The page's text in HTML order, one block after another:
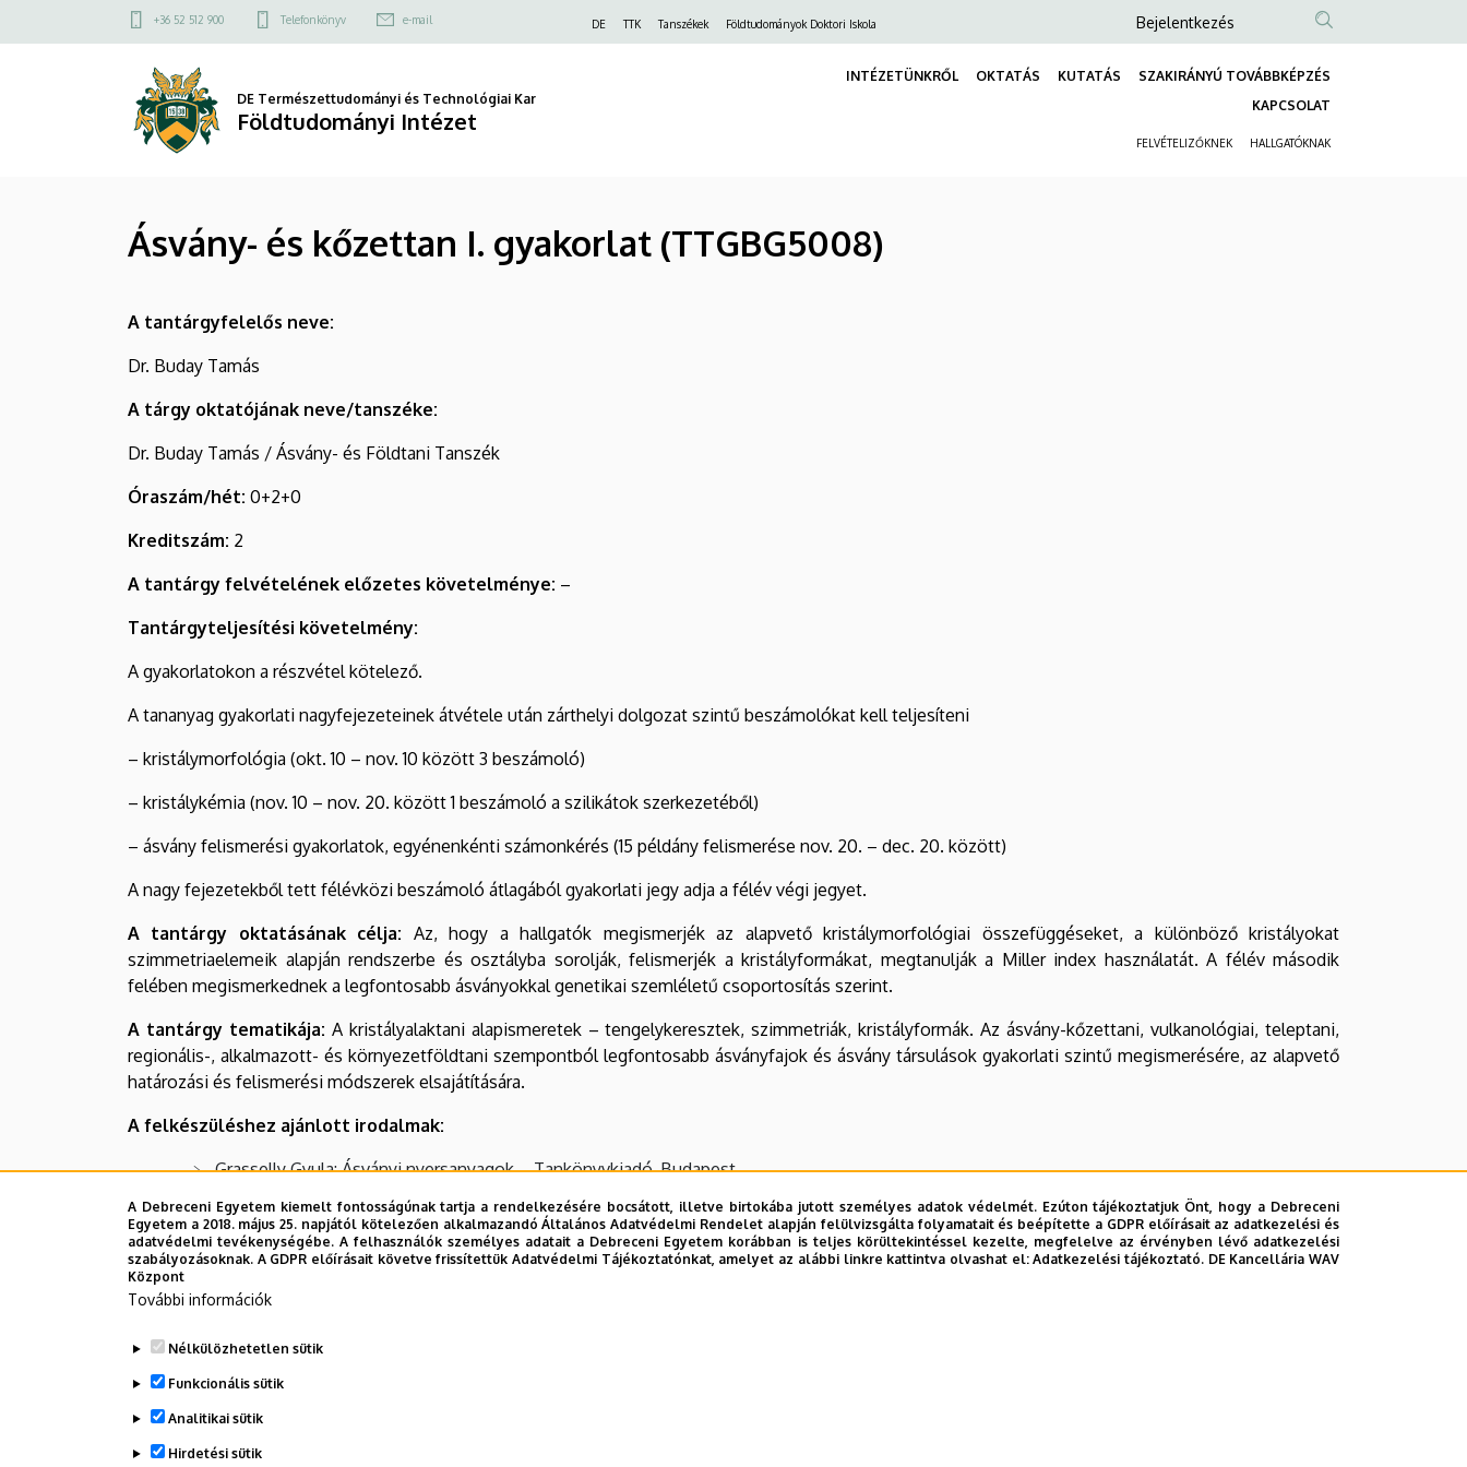
kőzettan
(TTGBG5008)
Földtudományi
a
Felső
menü
+36 52 512 900 Telefonkönyv e-mail
FelsőDE TTK Tanszékek Földtudományok Doktori Iskola
Anonim
fiók
Bejelentkezés
DE Természettudományi és Technológiai Kar
Földtudományi Intézet
INTÉZETÜNKRŐL OKTATÁS KUTATÁS
SZAKIRÁNYÚ TOVÁBBKÉPZÉS
KAPCSOLAT
FELVÉTELIZŐKNEK HALLGATÓKNAK
Ásvány- és kőzettan I. gyakorlat (TTGBG5008)
A tantárgyfelelős neve:
Dr. Buday Tamás
A tárgy oktatójának neve/tanszéke:
Dr. Buday Tamás / Ásvány- és Földtani Tanszék
Óraszám/hét: 0+2+0
Kreditszám: 2
A tantárgy felvételének előzetes követelménye: –
Tantárgyteljesítési követelmény:
A gyakorlatokon a részvétel kötelező.
A tananyag gyakorlati nagyfejezeteinek átvétele után zárthelyi dolgozat szintű beszámolókat kell teljesíteni
– kristálymorfológia (okt. 10 – nov. 10 között 3 beszámoló)
– kristálykémia (nov. 10 – nov. 20. között 1 beszámoló a szilikátok szerkezetéből)
– ásvány felismerési gyakorlatok, egyénenkénti számonkérés (15 példány felismerése nov. 20. – dec. 20. között)
A nagy fejezetekből tett félévközi beszámoló átlagából gyakorlati jegy adja a félév végi jegyet.
A tantárgy oktatásának célja: Az, hogy a hallgatók megismerjék az alapvető kristálymorfológiai összefüggéseket, a különböző kristályokat
szimmetriaelemeik alapján rendszerbe és osztályba sorolják, felismerjék a kristályformákat, megtanulják a Miller index használatát. A félév második
felében megismerkednek a legfontosabb ásványokkal genetikai szemléletű csoportosítás szerint.
A tantárgy tematikája: A kristályalaktani alapismeretek – tengelykeresztek, szimmetriák, kristályformák. Az ásvány-kőzettani, vulkanológiai, teleptani,
regionális-, alkalmazott- és környezetföldtani szempontból legfontosabb ásványfajok és ásvány társulások gyakorlati szintű megismerésére, az alapvető
határozási és felismerési módszerek elsajátítására.
A felkészüléshez ajánlott irodalmak:
Grasselly Gyula: Ásványi nyersanyagok – Tankönyvkiadó, Budapest
Székyné Fux Vilma: Kristálytan (Ásványtan I) – Tankönyvkiadó, Budapest
Barta I.: Kristálytan-ásványtani alapismeretek. Debreceni Egyetemi Kiadó, 2010.
Buda György: Kristályrendszertani táblázatok, Tankönyvkiadó, Bp.
A Debreceni Egyetem kiemelt fontosságúnak tartja a rendelkezésére bocsátott, illetve birtokába jutott személyes adatok védelmét. Ezúton tájékoztatjuk Önt, hogy a Debreceni
Egyetem a 2018. május 25. napjától kötelezően alkalmazandó Általános Adatvédelmi Rendelet alapján felülvizsgálta folyamatait és beépítette a GDPR előírásait az adatkezelési és
adatvédelmi tevékenységébe. A felhasználók személyes adatait a Debreceni Egyetem korábban is teljes körültekintéssel kezelte, megfelelve az érvényben lévő adatkezelési
szabályozásoknak. A GDPR előírásait követve frissítettük Adatvédelmi Tájékoztatónkat, amelyet az alábbi linkre kattintva olvashat el:Adatkezelési tájékoztató. DE Kancellária WAV
Központ
További információk
Nélkülözhetetlen sütik
Funkcionális sütik
Analitikai sütik
Hirdetési sütik